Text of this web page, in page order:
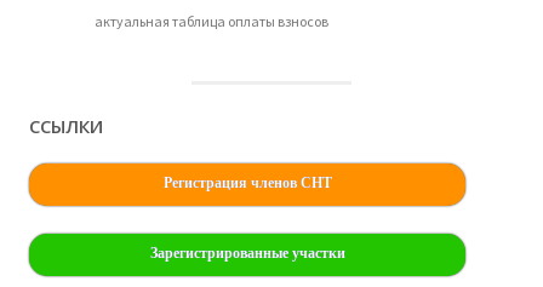
актуальная таблица оплаты взносов
ССЫЛКИ
Регистрация членов СНТ
Зарегистрированные участки